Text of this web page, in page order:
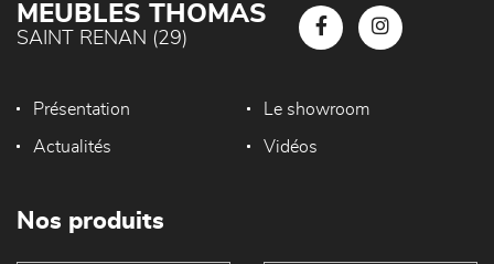
MEUBLES THOMAS
SAINT RENAN (29)
Présentation Le showroom
Actualités Vidéos
Nos produits